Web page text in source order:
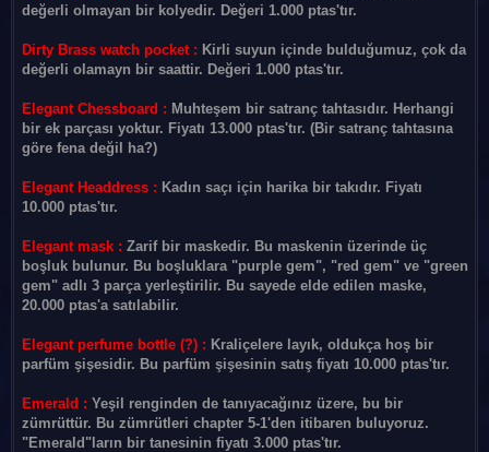
değerli olmayan bir kolyedir. Değeri 1.000 ptas'tır.
Dirty Brass watch pocket : Kirli suyun içinde bulduğumuz, çok da
değerli olamayn bir saattir. Değeri 1.000 ptas'tır.
Elegant Chessboard : Muhteşem bir satranç tahtasıdır. Herhangi
bir ek parçası yoktur. Fiyatı 13.000 ptas'tır. (Bir satranç tahtasına
göre fena değil ha?)
Elegant Headdress : Kadın saçı için harika bir takıdır. Fiyatı
10.000 ptas'tır.
Elegant mask : Zarif bir maskedir. Bu maskenin üzerinde üç
boşluk bulunur. Bu boşluklara "purple gem", "red gem" ve "green
gem" adlı 3 parça yerleştirilir. Bu sayede elde edilen maske,
20.000 ptas'a satılabilir.
Elegant perfume bottle (?) : Kraliçelere layık, oldukça hoş bir
parfüm şişesidir. Bu parfüm şişesinin satış fiyatı 10.000 ptas'tır.
Emerald : Yeşil renginden de tanıyacağınız üzere, bu bir
zümrüttür. Bu zümrütleri chapter 5-1'den itibaren buluyoruz.
"Emerald"ların bir tanesinin fiyatı 3.000 ptas'tır.